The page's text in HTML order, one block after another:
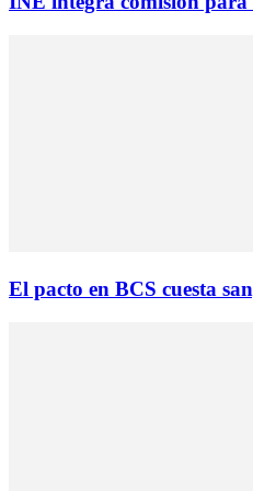
El pacto en BCS cuesta